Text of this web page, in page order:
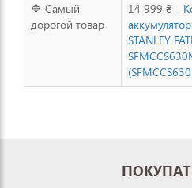
🔷 Самый
дорогой товар
14 999 ₴ -
STANLEY